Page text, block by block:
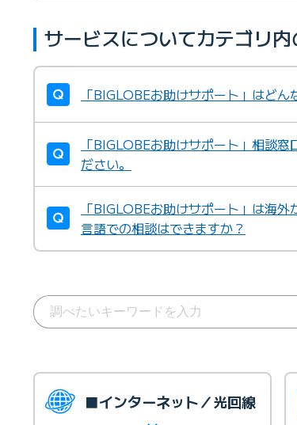
サービスについてカテゴリ
「BIGLOBEお助けサポート」はどん
「BIGLOBEお助けサポート」相談
ださい。
「BIGLOBEお助けサポート」は海
言語での相談はできますか？
■インターネット／光回線